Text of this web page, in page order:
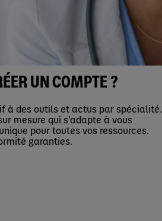
UN COMPTE ?
à des outils et actus par spécialité.
mesure qui s’adapte à vous
pour toutes vos ressources.
garanties.